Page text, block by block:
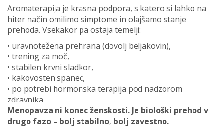
Aromaterapija je krasna podpora, s katero si lahko na
hiter način omilimo simptome in olajšamo stanje
prehoda. Vsekakor pa ostaja temelji:
• uravnotežena prehrana (dovolj beljakovin),
• trening za moč,
• stabilen krvni sladkor,
• kakovosten spanec,
• po potrebi hormonska terapija pod nadzorom
zdravnika.
Menopavza ni konec ženskosti. Je biološki prehod v
drugo fazo – bolj stabilno, bolj zavestno.